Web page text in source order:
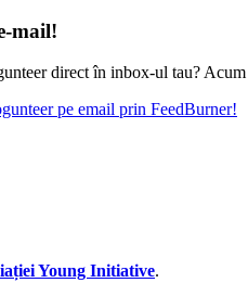
mail!
direct în inbox-ul tau?
pe email prin FeedBurner!
Young Initiative.